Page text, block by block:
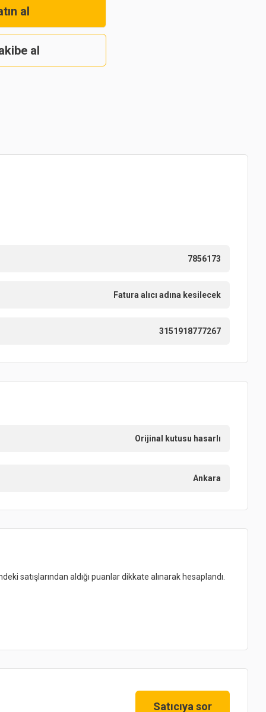
al
al
7856173
Fatura alıcı adına kesilecek
3151918777267
Orijinal kutusu hasarlı
Ankara
satışlarından aldığı puanlar dikkate alınarak hesaplandı.
Satıcıya sor